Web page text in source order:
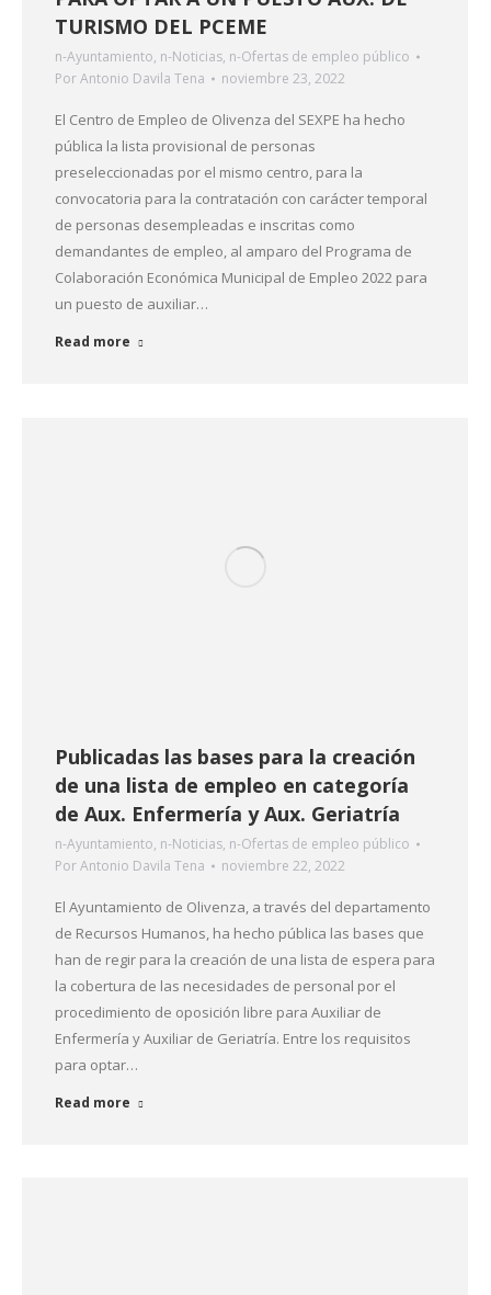
TURISMO DEL PCEME
n-Ayuntamiento, n-Noticias, n-Ofertas de empleo público
PorAntonio Davila Tena noviembre 23, 2022
El Centro de Empleo de Olivenza del SEXPE ha hecho
pública la lista provisional de personas
preseleccionadas por el mismo centro, para la
convocatoria para la contratación con carácter temporal
de personas desempleadas e inscritas como
demandantes de empleo, al amparo del Programa de
Colaboración Económica Municipal de Empleo 2022 para
un puesto de auxiliar…
Read more
Publicadas las bases para la creación
de una lista de empleo en categoría
de Aux. Enfermería y Aux. Geriatría
n-Ayuntamiento, n-Noticias, n-Ofertas de empleo público
PorAntonio Davila Tena noviembre 22, 2022
El Ayuntamiento de Olivenza, a través del departamento
de Recursos Humanos, ha hecho pública las bases que
han de regir para la creación de una lista de espera para
la cobertura de las necesidades de personal por el
procedimiento de oposición libre para Auxiliar de
Enfermería y Auxiliar de Geriatría. Entre los requisitos
para optar…
Read more